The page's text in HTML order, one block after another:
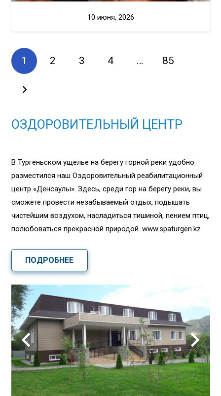
10 июня, 2026
1 2 3 4 … 85
ОЗДОРОВИТЕЛЬНЫЙ ЦЕНТР
В Тургеньском ущелье на берегу горной реки удобно
разместился наш Оздоровительный реабилитационный
центр «Денсаулық». Здесь, среди гор на берегу реки, вы
сможете провести незабываемый отдых, подышать
чистейшим воздухом, насладиться тишиной, пением птиц,
полюбоваться прекрасной природой. www.spaturgen.kz
ПОДРОБНЕЕ